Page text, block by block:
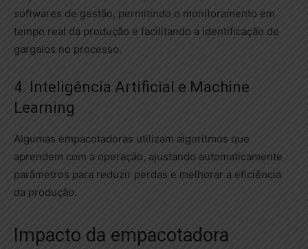
softwares de gestão, permitindo o monitoramento em
tempo real da produção e facilitando a identificação de
gargalos no processo.
4. Inteligência Artificial e Machine
Learning
Algumas empacotadoras utilizam algoritmos que
aprendem com a operação, ajustando automaticamente
parâmetros para reduzir perdas e melhorar a eficiência
da produção.
Impacto da empacotadora